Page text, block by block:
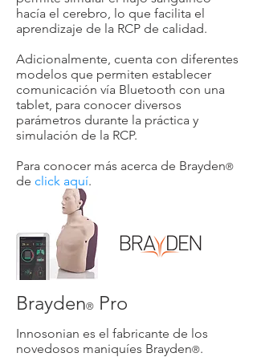
hacía el cerebro, lo que facilita el
aprendizaje de la RCP de calidad.
Adicionalmente, cuenta con diferentes
modelos que permiten establecer
comunicación vía Bluetooth con una
tablet, para conocer diversos
parámetros durante la práctica y
simulación de la RCP.
Para conocer más acerca de Brayden®
de click aquí.
Brayden® Pro
Innosonian es el fabricante de los
novedosos maniquíes Brayden®.